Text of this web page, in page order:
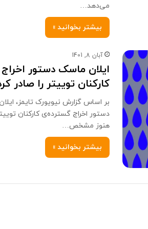
می‌دهد…
بیشتر بخوانید »
آبان 8, 1401
ایلان ماسک دستور
کارکنان توییتر را صادر
بر اساس گزارش نیویورک تایمز،
دستور اخراج گسترده‌ی کارکنان
هنوز مشخص…
بیشتر بخوانید »